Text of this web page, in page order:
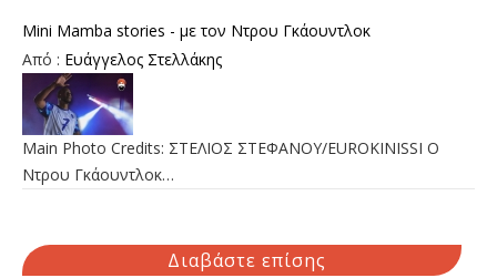
Mini Mamba stories - με τον Ντρου Γκάουντλοκ
Από : Ευάγγελος Στελλάκης
Main Photo Credits: ΣΤΕΛΙΟΣ ΣΤΕΦΑΝΟΥ/EUROKINISSI Ο
Ντρου Γκάουντλοκ…
Διαβάστε επίσης